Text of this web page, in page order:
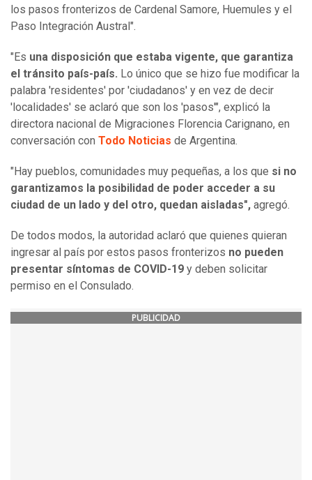
los pasos fronterizos de Cardenal Samore, Huemules y el
Paso Integración Austral".
"Es una disposición que estaba vigente, que garantiza
el tránsito país-país. Lo único que se hizo fue modificar la
palabra 'residentes' por 'ciudadanos' y en vez de decir
'localidades' se aclaró que son los 'pasos'", explicó la
directora nacional de Migraciones Florencia Carignano, en
conversación con Todo Noticias de Argentina.
"Hay pueblos, comunidades muy pequeñas, a los que si no
garantizamos la posibilidad de poder acceder a su
ciudad de un lado y del otro, quedan aisladas", agregó.
De todos modos, la autoridad aclaró que quienes quieran
ingresar al país por estos pasos fronterizos no pueden
presentar síntomas de COVID-19 y deben solicitar
permiso en el Consulado.
PUBLICIDAD